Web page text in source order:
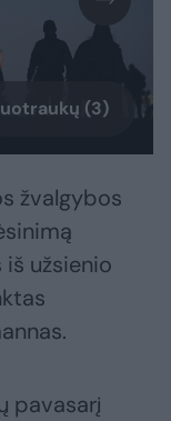
(3)
žvalgybos
užsienio
pavasarį